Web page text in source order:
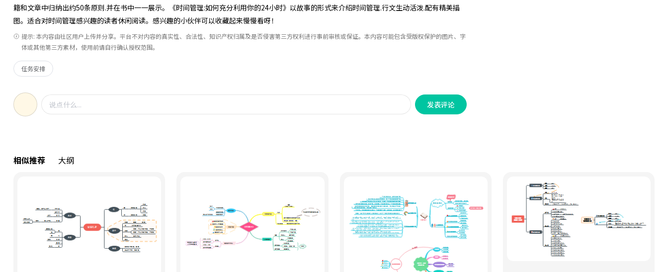
籍和文章中归纳出约50条原则.并在书中一一展示。《时间管理:如何充分利用你的24小时》以故事的形式来介绍时间管理.行文生动活泼.配有精美描
图。适合对时间管理感兴趣的读者休闲阅读。感兴趣的小伙伴可以收藏起来慢慢看呀！
提示: 本内容由社区用户上传并分享。平台不对内容的真实性、合法性、知识产权归属及是否侵害第三方权利进行事前审核或保证。本内容可能包含受版权保护的图片、字
体或其他第三方素材，使用前请自行确认授权范围。
任务安排
发表评论
相似推荐 大纲